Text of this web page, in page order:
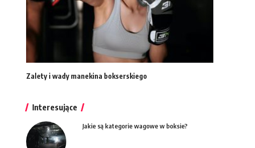
Zalety i wady manekina bokserskiego
Interesujące
Jakie są kategorie wagowe w boksie?